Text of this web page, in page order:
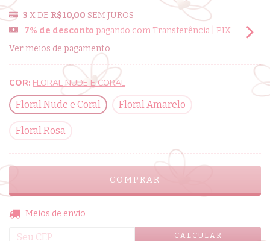
3 X DE R$10,00 SEM JUROS
7% de desconto pagando com Transferência | PIX
Ver meios de pagamento
COR: FLORAL NUDE E CORAL
Floral Nude e Coral
Floral Amarelo
Floral Rosa
Entregas para o CEP:
Meios de envio
CALCULAR